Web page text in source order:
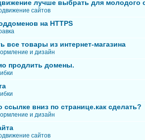
лучше выбрать для молодого
сайтов
на HTTPS
все товары из интернет-магазина
и дизайн
продлить домены.
ссылке вниз по странице.как сделать?
и дизайн
сайтов